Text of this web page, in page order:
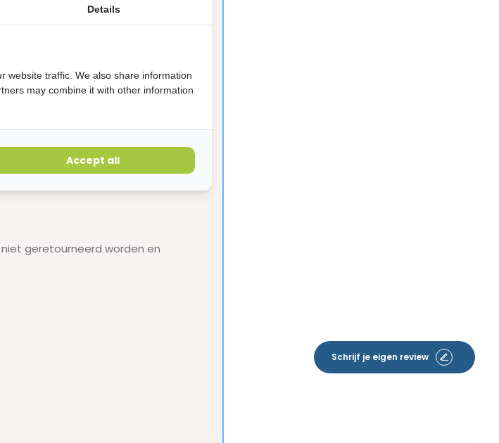
geretourneerd worden en
Schrijf je eigen review
Details
website traffic. We also share information
may combine it with other information
Accept all